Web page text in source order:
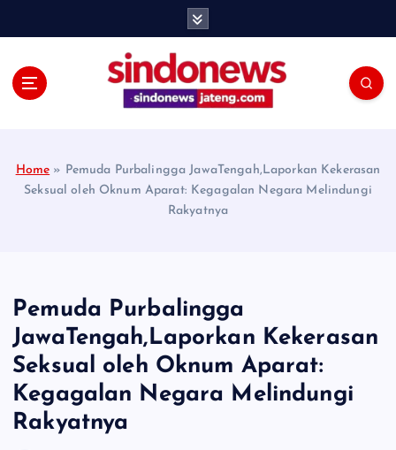
Home » Pemuda Purbalingga JawaTengah,Laporkan Kekerasan
Seksual oleh Oknum Aparat: Kegagalan Negara Melindungi
Rakyatnya
Pemuda Purbalingga
JawaTengah,Laporkan Kekerasan
Seksual oleh Oknum Aparat:
Kegagalan Negara Melindungi
Rakyatnya